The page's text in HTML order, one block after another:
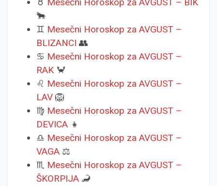
🐂
♊ Mesečni Horoskop za AVGUST –
BLIZANCI 👥
♋ Mesečni Horoskop za AVGUST –
RAK 🦀
♌ Mesečni Horoskop za AVGUST –
LAV 🦁
♍ Mesečni Horoskop za AVGUST –
DEVICA 👧
♎ Mesečni Horoskop za AVGUST –
VAGA ⚖️
♏ Mesečni Horoskop za AVGUST –
ŠKORPIJA 🦂